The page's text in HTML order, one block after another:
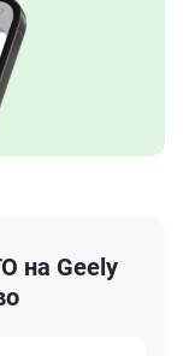
на Geely